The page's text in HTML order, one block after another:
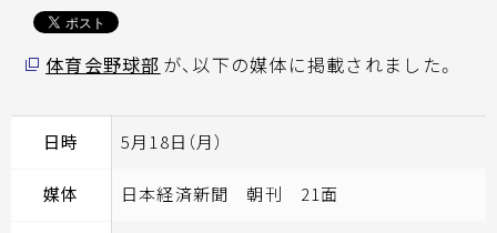
体育会野球部 が、以下の媒体に掲載されました。
日時 5月18日（月）
媒体 日本経済新聞 朝刊 21面